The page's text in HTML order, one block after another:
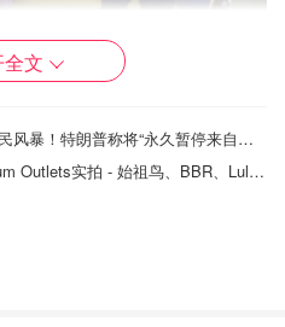
文
美国感恩节枪击案引爆移民风暴！特朗普称将“永久暂停来自第三世界国家的移民”！
2025年黑五多伦多Premium Outlets实拍 - 始祖鸟、BBR、Lululemon血拼必冲清单！